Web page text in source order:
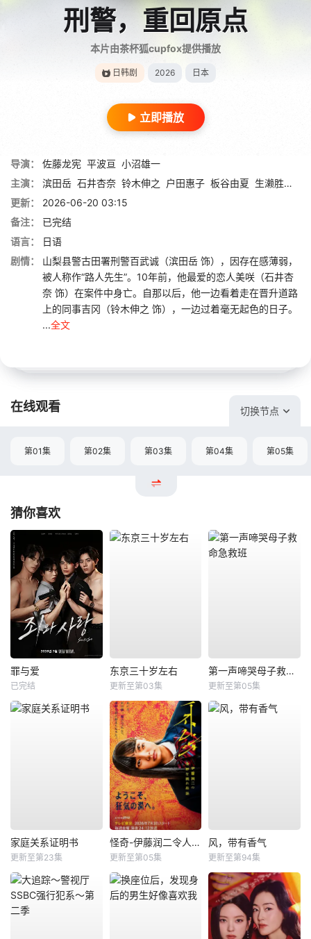
刑警，重回原点
本片由茶杯狐cupfox提供播放
日韩剧 2026 日本
立即播放
导演： 佐藤龙宪 平波亘 小沼雄一
主演：
滨田岳 石井杏奈 铃木伸之 户田惠子 板谷由夏 生濑胜久
更新：
2026-06-20 03:15
备注：
已完结
语言：
日语
剧情：
山梨县警古田署刑警百武诚（滨田岳 饰），因存在感薄弱，
被人称作“路人先生”。10年前，他最爱的恋人美咲（石井杏
奈 饰）在案件中身亡。自那以后，他一边看着走在晋升道路
上的同事吉冈（铃木伸之 饰），一边过着毫无起色的日子。
...全文
在线观看 切换节点
第01集 第02集 第03集 第04集 第05集
猜你喜欢
罪与爱
已完结
东京三十岁左右
更新至第03集
第一声啼哭母子救命急救班
更新至第05集
家庭关系证明书
更新至第23集
怪奇-伊藤润二令人彻夜难眠的奇异故事－
更新至第05集
风，带有香气
更新至第94集